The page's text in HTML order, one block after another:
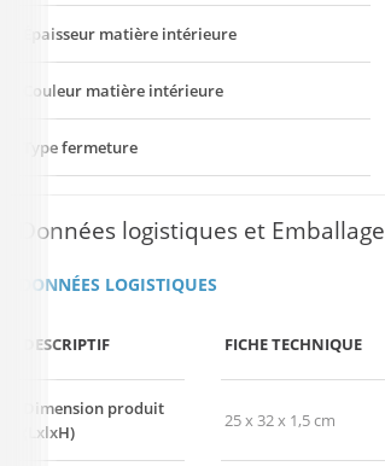
Épaisseur matière intérieure
Couleur matière intérieure
Type fermeture
Données logistiques et Emballage
DONNÉES LOGISTIQUES
DESCRIPTIF FICHE TECHNIQUE
Dimension produit
(LxlxH)
25 x 32 x 1,5 cm